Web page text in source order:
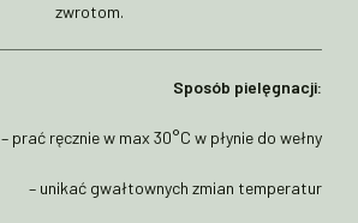
zwrotom.
Sposób pielęgnacji:
– prać ręcznie w max 30°C w płynie do wełny
– unikać gwałtownych zmian temperatur